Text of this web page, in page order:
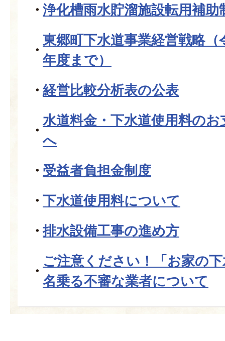
浄化槽雨水貯溜施設転用補助
東郷町下水道事業経営戦略
年度まで）
経営比較分析表の公表
水道料金・下水道使用料の
へ
受益者負担金制度
下水道使用料について
排水設備工事の進め方
ご注意ください！「お家の
名乗る不審な業者について